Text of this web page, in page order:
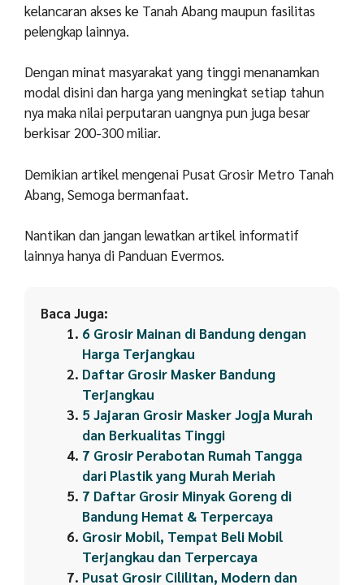
kelancaran akses ke Tanah Abang maupun fasilitas
pelengkap lainnya.
Dengan minat masyarakat yang tinggi menanamkan
modal disini dan harga yang meningkat setiap tahun
nya maka nilai perputaran uangnya pun juga besar
berkisar 200-300 miliar.
Demikian artikel mengenai Pusat Grosir Metro Tanah
Abang, Semoga bermanfaat.
Nantikan dan jangan lewatkan artikel informatif
lainnya hanya di Panduan Evermos.
Baca Juga:
6 Grosir Mainan di Bandung dengan
Harga Terjangkau
Daftar Grosir Masker Bandung
Terjangkau
5 Jajaran Grosir Masker Jogja Murah
dan Berkualitas Tinggi
7 Grosir Perabotan Rumah Tangga
dari Plastik yang Murah Meriah
7 Daftar Grosir Minyak Goreng di
Bandung Hemat & Terpercaya
Grosir Mobil, Tempat Beli Mobil
Terjangkau dan Terpercaya
Pusat Grosir Cililitan, Modern dan